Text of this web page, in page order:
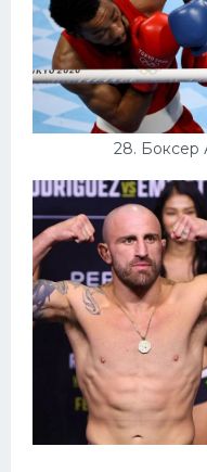
28. Боксер